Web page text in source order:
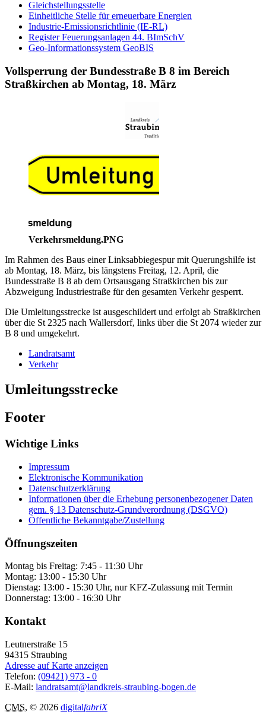
Gleichstellungsstelle
Einheitliche Stelle für erneuerbare Energien
Industrie-Emissionsrichtlinie (IE-RL)
Register Feuerungsanlagen 44. BImSchV
Geo-Informationssystem GeoBIS
Vollsperrung der Bundesstraße B 8 im Bereich
Straßkirchen ab Montag, 18. März
Verkehrsmeldung.PNG
Im Rahmen des Baus einer Linksabbiegespur mit Querungshilfe ist
ab Montag, 18. März, bis längstens Freitag, 12. April, die
Bundesstraße B 8 ab dem Ortsausgang Straßkirchen bis zur
Abzweigung Industriestraße für den gesamten Verkehr gesperrt.
Die Umleitungsstrecke ist ausgeschildert und erfolgt ab Straßkirchen
über die St 2325 nach Wallersdorf, links über die St 2074 wieder zur
B 8 und umgekehrt.
Landratsamt
Verkehr
Umleitungsstrecke
Footer
Wichtige Links
Impressum
Elektronische Kommunikation
Datenschutzerklärung
Informationen über die Erhebung personenbezogener Daten
gem. § 13 Datenschutz-Grundverordnung (DSGVO)
Öffentliche Bekanntgabe/Zustellung
Öffnungszeiten
Montag bis Freitag: 7:45 - 11:30 Uhr
Montag: 13:00 - 15:30 Uhr
Dienstag: 13:00 - 15:30 Uhr, nur KFZ-Zulassung mit Termin
Donnerstag: 13:00 - 16:30 Uhr
Kontakt
Leutnerstraße 15
94315 Straubing
Adresse auf Karte anzeigen
Telefon: (09421) 973 - 0
E-Mail: landratsamt@landkreis-straubing-bogen.de
CMS, © 2026 digitalfabriX